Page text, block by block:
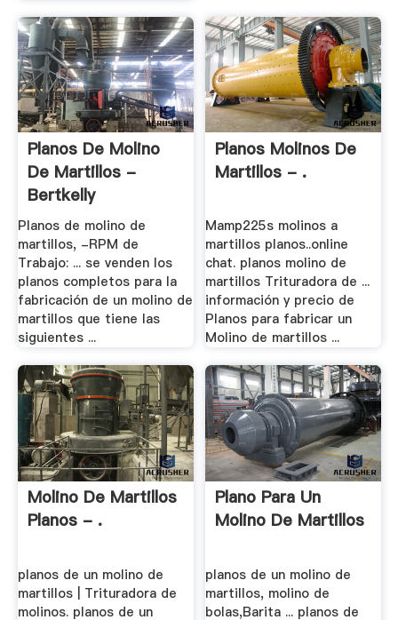
Planos De Molino
De Martillos -
Bertkelly
Planos de molino de
martillos, -RPM de
Trabajo: ... se venden los
planos completos para la
fabricación de un molino de
martillos que tiene las
siguientes ...
Planos Molinos De
Martillos - .
Mamp225s molinos a
martillos planos..online
chat. planos molino de
martillos Trituradora de ...
información y precio de
Planos para fabricar un
Molino de martillos ...
Molino De Martillos
Planos - .
planos de un molino de
martillos | Trituradora de
molinos. planos de un
Plano Para Un
Molino De Martillos
planos de un molino de
martillos, molino de
bolas,Barita ... planos de